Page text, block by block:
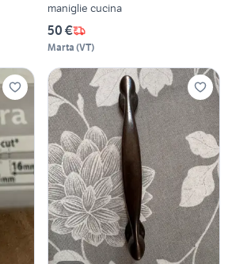
maniglie cucina
50 €
Marta (VT)